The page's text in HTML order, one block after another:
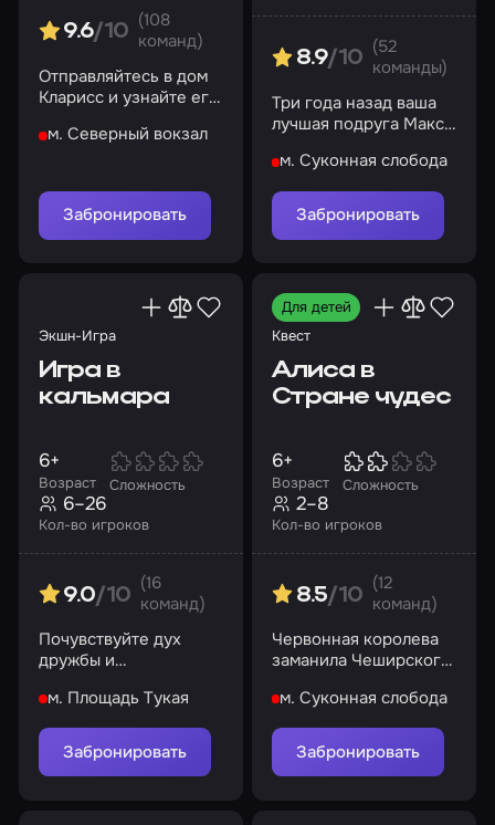
9.6/10
(108
команд)
Отправляйтесь в дом
Кларисс и узнайте его
м. Северный вокзал
Забронировать
8.9/10
(52
команды)
Три года назад ваша
лучшая подруга Макс
исчезла
м. Суконная слобода
Забронировать
Экшн-Игра
Игра в
кальмара
Возраст
6+
Сложность
Кол-во игроков
6–26
9.0/10
(16
команд)
Почувствуйте дух
дружбы и
начнется игра!
м. Площадь Тукая
Забронировать
Для детей
Квест
Алиса в
Стране чудес
Возраст
6+
Сложность
Кол-во игроков
2–8
8.5/10
(12
команд)
Червонная королева
заманила Чеширского
м. Суконная слобода
Забронировать